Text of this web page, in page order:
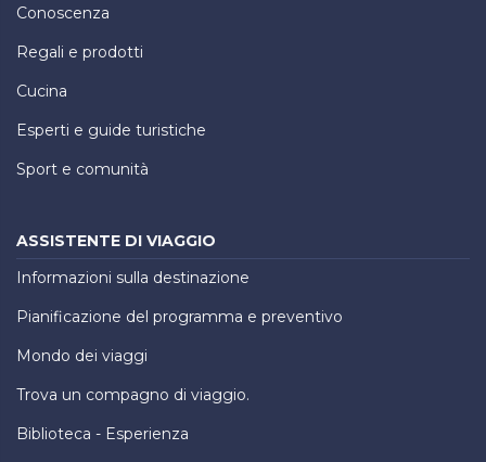
Conoscenza
Regali e prodotti
Cucina
Esperti e guide turistiche
Sport e comunità
ASSISTENTE DI VIAGGIO
Informazioni sulla destinazione
Pianificazione del programma e preventivo
Mondo dei viaggi
Trova un compagno di viaggio.
Biblioteca - Esperienza